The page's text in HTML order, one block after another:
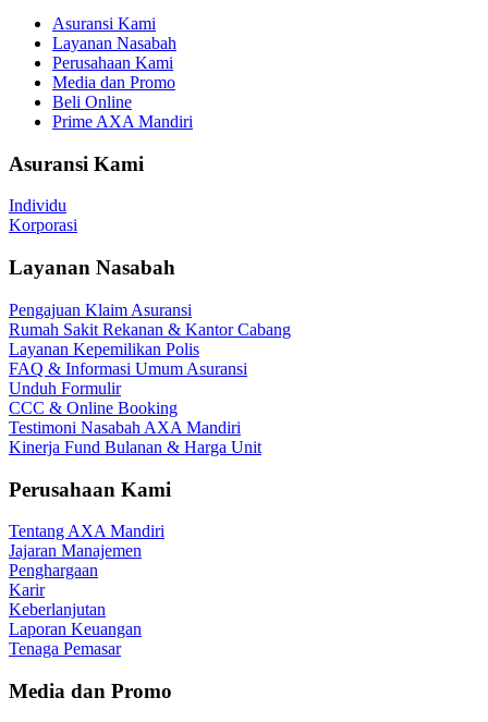
Asuransi Kami
Layanan Nasabah
Perusahaan Kami
Media dan Promo
Beli Online
Prime AXA Mandiri
Asuransi Kami
Individu
Korporasi
Layanan Nasabah
Pengajuan Klaim Asuransi
Rumah Sakit Rekanan & Kantor Cabang
Layanan Kepemilikan Polis
FAQ & Informasi Umum Asuransi
Unduh Formulir
CCC & Online Booking
Testimoni Nasabah AXA Mandiri
Kinerja Fund Bulanan & Harga Unit
Perusahaan Kami
Tentang AXA Mandiri
Jajaran Manajemen
Penghargaan
Karir
Keberlanjutan
Laporan Keuangan
Tenaga Pemasar
Media dan Promo